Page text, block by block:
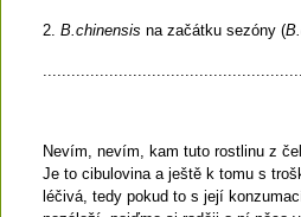
2. B.chinensis na začátku sezóny (
Nevím, nevím, kam tuto rostlinu z
Je to cibulovina a ještě k tomu s
léčivá, tedy pokud to s její